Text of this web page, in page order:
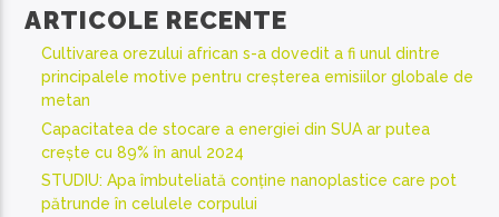
ARTICOLE RECENTE
Cultivarea orezului african s-a dovedit a fi unul dintre
principalele motive pentru creșterea emisiilor globale de
metan
Capacitatea de stocare a energiei din SUA ar putea
crește cu 89% în anul 2024
STUDIU: Apa îmbuteliată conține nanoplastice care pot
pătrunde în celulele corpului